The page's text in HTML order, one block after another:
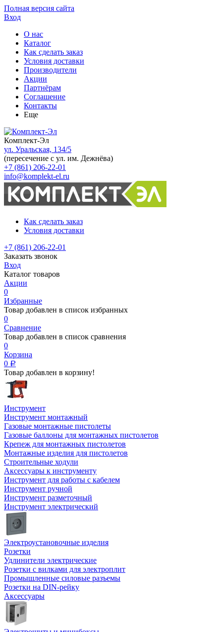
Полная версия сайта
Вход
О нас
Каталог
Как сделать заказ
Условия доставки
Производители
Акции
Партнёрам
Соглашение
Контакты
Еще
Комплект-Эл
ул. Уральская, 134/5
(пересечение с ул. им. Дежнёва)
+7 (861) 206-22-01
info@komplekt-el.ru
Как сделать заказ
Условия доставки
+7 (861) 206-22-01
Заказать звонок
Вход
Каталог товаров
Акции
0
Избранные
Товар добавлен в список избранных
0
Сравнение
Товар добавлен в список сравнения
0
Корзина
0 Р
Товар добавлен в корзину!
Инструмент
Инструмент монтажный
Газовые монтажные пистолеты
Газовые баллоны для монтажных пистолетов
Крепеж для монтажных пистолетов
Монтажные изделия для пистолетов
Строительные ходули
Аксессуары к инструменту
Инструмент для работы с кабелем
Инструмент ручной
Инструмент разметочный
Инструмент электрический
Электроустановочные изделия
Розетки
Удлинители электрические
Розетки с вилками для электроплит
Промышленные силовые разъемы
Розетки на DIN-рейку
Аксессуары